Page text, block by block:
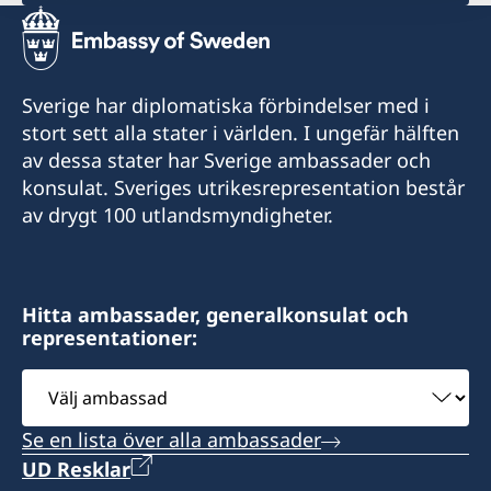
Honorärkonsul: Xavier de Romaña
På konsulatet arbetar även en konsulär
assistent och en kommersiell assistent.
Email konsulära frågor:
lima@consuladodesuecia.pe
Email kommersiella frågor:
andrea.silva@consuladodesuecia.pe
Besök: efter tidsbokning (boka tid per telefon
eller email)
Adress: Av. Mariscal La Mar 750, Of. 601,
Miraflores, Lima 15074, Perú
Honorärkonsul: Boris Gómez Luna
Email: borisgomez19@gmail.com
Telefon: +51 994374176
Besök: enbart efter tidsbokning (boka tid per
telefon eller email)
Jerónimo, Cusco, Perú
Sverige har diplomatiska förbindelser med i
stort sett alla stater i världen. I ungefär hälften
av dessa stater har Sverige ambassader och
konsulat. Sveriges utrikesrepresentation består
av drygt 100 utlandsmyndigheter.
Hitta ambassader, generalkonsulat och
representationer:
Välj
ambassad
Se en lista över alla ambassader
UD Resklar